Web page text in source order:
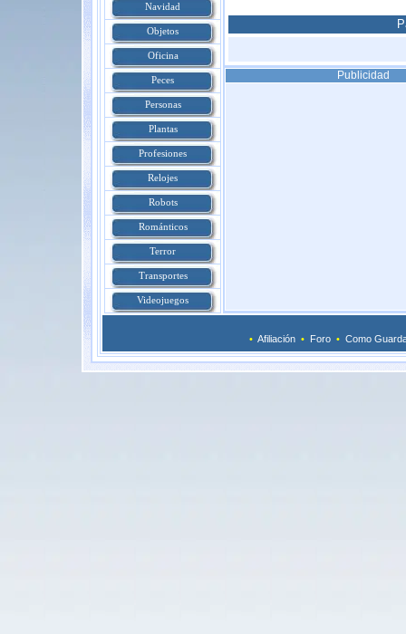
Navidad
Objetos
Oficina
Peces
Personas
Plantas
Profesiones
Relojes
Robots
Románticos
Terror
Transportes
Videojuegos
Publicidad
• Afiliación • Foro • Como